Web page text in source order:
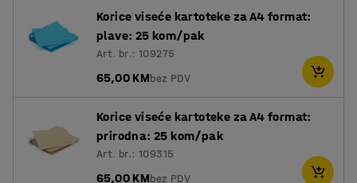
Korice viseće kartoteke za A4 format:
plave: 25 kom/pak
Art. br.: 109275
65,00 KMbez PDV
Korice viseće kartoteke za A4 format:
prirodna: 25 kom/pak
Art. br.: 109315
65,00 KMbez PDV